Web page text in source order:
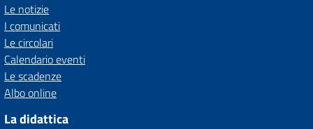
Le notizie
I comunicati
Le circolari
Calendario eventi
Le scadenze
Albo online
La didattica